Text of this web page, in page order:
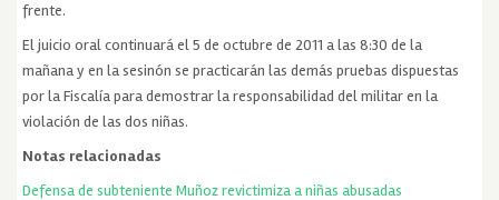
frente.
El juicio oral continuará el 5 de octubre de 2011 a las 8:30 de la
mañana y en la sesinón se practicarán las demás pruebas dispuestas
por la Fiscalía para demostrar la responsabilidad del militar en la
violación de las dos niñas.
Notas relacionadas
Defensa de subteniente Muñoz revictimiza a niñas abusadas